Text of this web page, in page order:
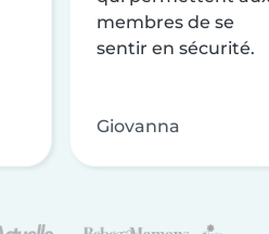
membres de se
sentir en sécurité.
Giovanna